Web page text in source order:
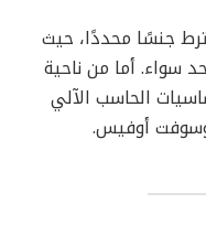
جنسًا محددًا، حيث
سواء. أما من ناحية
الحاسب الآلي
أوفيس.